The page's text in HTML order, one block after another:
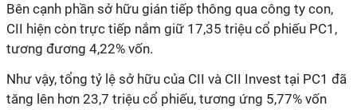
Bên cạnh phần sở hữu gián tiếp thông qua công ty con,
CII hiện còn trực tiếp nắm giữ 17,35 triệu cổ phiếu PC1,
tương đương 4,22% vốn.
Như vậy, tổng tỷ lệ sở hữu của CII và CII Invest tại PC1 đã
tăng lên hơn 23,7 triệu cổ phiếu, tương ứng 5,77% vốn